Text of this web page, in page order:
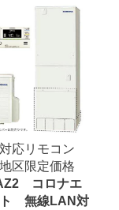
応リモコン
区限定価格
コロナエ
ト 無線LAN対